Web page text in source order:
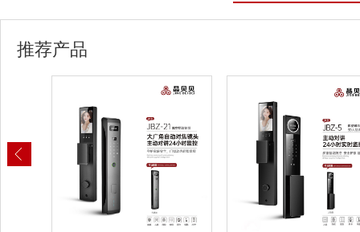
推荐产品